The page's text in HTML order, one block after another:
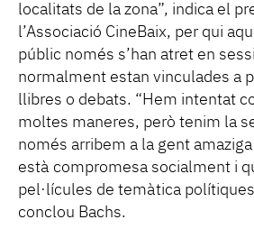
localitats de la zona”, indica el
l’Associació CineBaix, per qui
públic només s’han atret en
normalment estan vinculades a
llibres o debats. “Hem intentat
moltes maneres, però tenim la
només arribem a la gent
està compromesa socialment i
pel·lícules de temàtica
conclou Bachs.